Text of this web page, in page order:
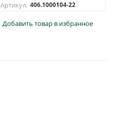
Артикул: 406.1000104-22
Добавить товар в избранное